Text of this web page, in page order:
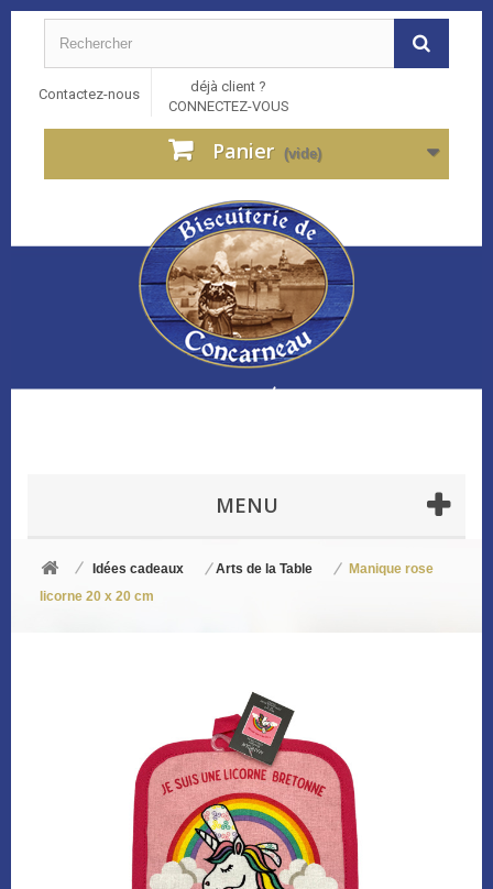
Contactez-nous
déjà client ?
CONNECTEZ-VOUS
Panier (vide)
MENU
Idées cadeaux Arts de la Table
Manique rose
licorne 20 x 20 cm